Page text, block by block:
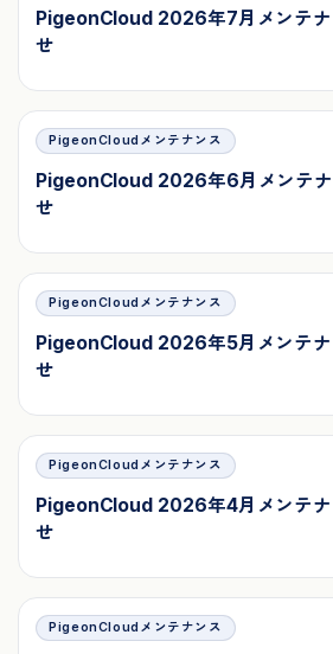
PigeonCloud 2026年7月メンテナ
せ
PigeonCloudメンテナンス
PigeonCloud 2026年6月メンテナ
せ
PigeonCloudメンテナンス
PigeonCloud 2026年5月メンテナ
せ
PigeonCloudメンテナンス
PigeonCloud 2026年4月メンテナ
せ
PigeonCloudメンテナンス